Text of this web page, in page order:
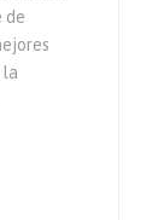
de
la